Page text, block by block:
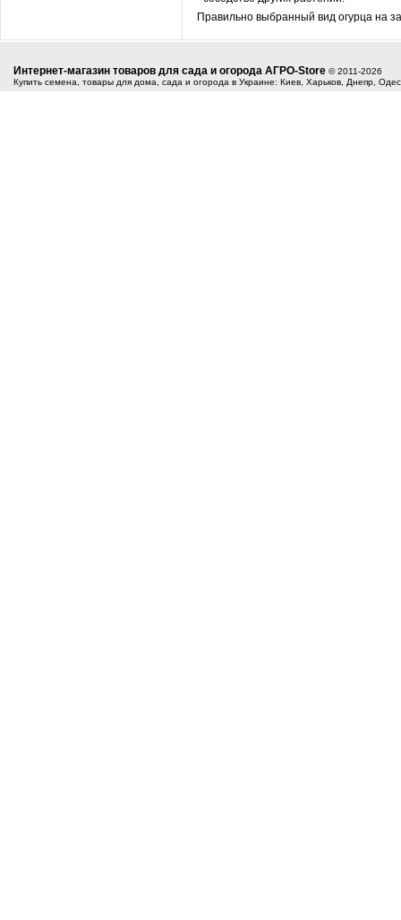
Правильно выбранный вид огурца на
Интернет-магазин товаров для сада и огорода АГРО-Store © 2011-2026
Купить семена, товары для дома, сада и огорода в Украине: Киев, Харьков, Днепр,